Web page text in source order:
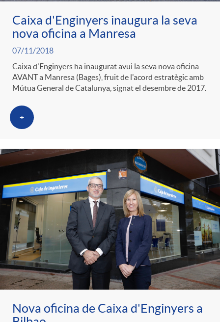
e
n
s
a
i
e
s
F
i
l
t
r
o
C
a
t
e
n
t
i
n
g
u
t
s
Caixa d'Enginyers inaugura la seva
nova oficina a Manresa
07/11/2018
Caixa d'Enginyers ha inaugurat avui la seva nova oficina
AVANT a Manresa (Bages), fruit de l'acord estratègic amb
Mútua General de Catalunya, signat el desembre de 2017.
+
Nova oficina de Caixa d'Enginyers a